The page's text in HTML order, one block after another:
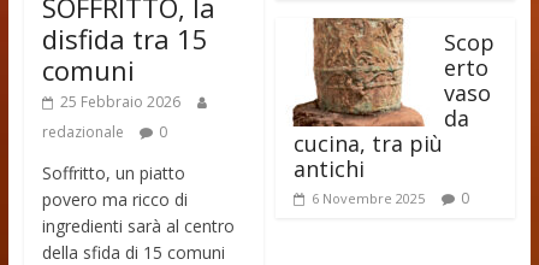
disfida tra 15
comuni
25 Febbraio 2026
redazionale
0
Soffritto, un piatto
povero ma ricco di
ingredienti sarà al centro
della sfida di 15 comuni
Scop
erto
vaso
da
cucina, tra più
antichi
6 Novembre 2025 0